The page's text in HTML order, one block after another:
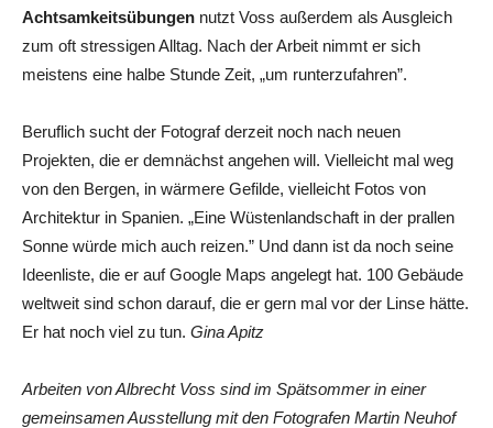
Achtsamkeitsübungen nutzt Voss außerdem als Ausgleich
zum oft stressigen Alltag. Nach der Arbeit nimmt er sich
meistens eine halbe Stunde Zeit, „um runterzufahren”.
Beruflich sucht der Fotograf derzeit noch nach neuen
Projekten, die er demnächst angehen will. Vielleicht mal weg
von den Bergen, in wärmere Gefilde, vielleicht Fotos von
Architektur in Spanien. „Eine Wüstenlandschaft in der prallen
Sonne würde mich auch reizen.” Und dann ist da noch seine
Ideenliste, die er auf Google Maps angelegt hat. 100 Gebäude
weltweit sind schon darauf, die er gern mal vor der Linse hätte.
Er hat noch viel zu tun. Gina Apitz
Arbeiten von Albrecht Voss sind im Spätsommer in einer
gemeinsamen Ausstellung mit den Fotografen Martin Neuhof